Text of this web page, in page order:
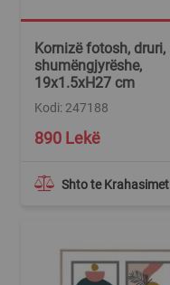
Kornizë fotosh, druri,
shumëngjyrëshe,
19x1.5xH27 cm
Kodi: 247188
Shto te Krahasimet
890 Lekë